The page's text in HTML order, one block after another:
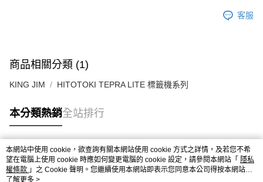
客服
商品相關分類 (1)
KING JIM HITOTOKI TEPRA LITE 標籤機系列
本分類熱銷全站排行
熱門標籤
本網站中使用 cookie，欲查詢有關本網站使用 cookie 方式之詳情，及若您不希
望在電腦上使用 cookie 時應如何變更電腦的 cookie 設定，請參閱本網站「 隱私
權條款 」之 Cookie 聲明。您繼續使用本網站即表示您同意本公司得按本網站使
用條款之 Cookie 聲明使用 cookie。
了解更多 >